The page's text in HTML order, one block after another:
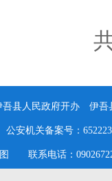
县人民政府开办 伊吾
安机关备案号：
联系电话：